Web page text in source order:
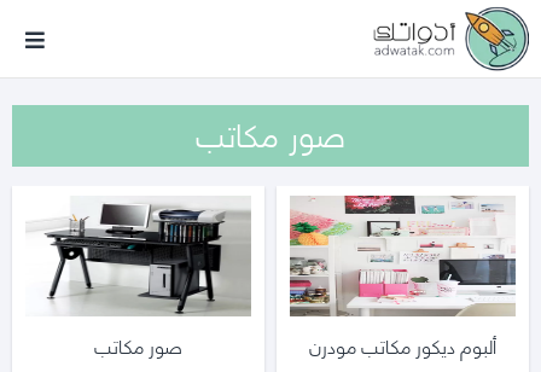
صور مكاتب
ألبوم ديكور مكاتب مودرن صور مكاتب